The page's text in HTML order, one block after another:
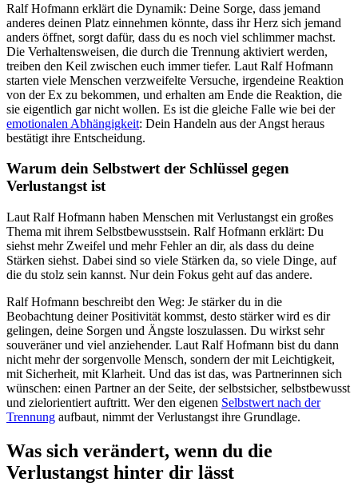
Ralf Hofmann erklärt die Dynamik: Deine Sorge, dass jemand
anderes deinen Platz einnehmen könnte, dass ihr Herz sich jemand
anders öffnet, sorgt dafür, dass du es noch viel schlimmer machst.
Die Verhaltensweisen, die durch die Trennung aktiviert werden,
treiben den Keil zwischen euch immer tiefer. Laut Ralf Hofmann
starten viele Menschen verzweifelte Versuche, irgendeine Reaktion
von der Ex zu bekommen, und erhalten am Ende die Reaktion, die
sie eigentlich gar nicht wollen. Es ist die gleiche Falle wie bei der
emotionalen Abhängigkeit: Dein Handeln aus der Angst heraus
bestätigt ihre Entscheidung.
Warum dein Selbstwert der Schlüssel gegen
Verlustangst ist
Laut Ralf Hofmann haben Menschen mit Verlustangst ein großes
Thema mit ihrem Selbstbewusstsein. Ralf Hofmann erklärt: Du
siehst mehr Zweifel und mehr Fehler an dir, als dass du deine
Stärken siehst. Dabei sind so viele Stärken da, so viele Dinge, auf
die du stolz sein kannst. Nur dein Fokus geht auf das andere.
Ralf Hofmann beschreibt den Weg: Je stärker du in die
Beobachtung deiner Positivität kommst, desto stärker wird es dir
gelingen, deine Sorgen und Ängste loszulassen. Du wirkst sehr
souveräner und viel anziehender. Laut Ralf Hofmann bist du dann
nicht mehr der sorgenvolle Mensch, sondern der mit Leichtigkeit,
mit Sicherheit, mit Klarheit. Und das ist das, was Partnerinnen sich
wünschen: einen Partner an der Seite, der selbstsicher, selbstbewusst
und zielorientiert auftritt. Wer den eigenen Selbstwert nach der
Trennung aufbaut, nimmt der Verlustangst ihre Grundlage.
Was sich verändert, wenn du die
Verlustangst hinter dir lässt